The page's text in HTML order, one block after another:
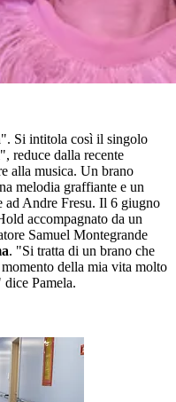
". Si intitola così il singolo
reduce dalla recente
alla musica. Un brano
melodia graffiante e un
ad Andre Fresu. Il 6 giugno
accompagnato da un
Samuel Montegrande
. "Si tratta di un brano che
della mia vita molto
Pamela.